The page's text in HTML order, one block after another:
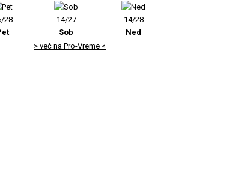
28
14/27
Sob
14/28
Ned
> več na Pro-Vreme <